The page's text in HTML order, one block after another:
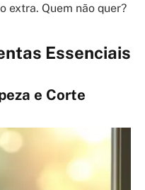
extra. Quem não quer?
Essenciais
e Corte